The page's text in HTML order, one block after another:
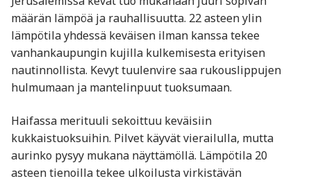
määrän lämpöä ja rauhallisuutta. 22 asteen ylin
lämpötila yhdessä keväisen ilman kanssa tekee
vanhankaupungin kujilla kulkemisesta erityisen
nautinnollista. Kevyt tuulenvire saa rukouslippujen
hulmumaan ja mantelinpuut tuoksumaan.
Haifassa merituuli sekoittuu keväisiin
kukkaistuoksuihin. Pilvet käyvät vierailulla, mutta
aurinko pysyy mukana näyttämöllä. Lämpötila 20
asteen tienoilla tekee ulkoilusta virkistävän